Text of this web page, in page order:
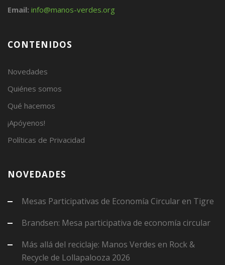
Email: info@manos-verdes.org
CONTENIDOS
Novedades
Quiénes somos
Qué hacemos
¡Apóyenos!
Políticas de Privacidad
NOVEDADES
Mesas Participativas de Economía Circular en Tigre
Brandsen: Mesa participativa de economía circular
Más allá del reciclaje: Manos Verdes en Rock &
Recycle de Lollapalooza 2026